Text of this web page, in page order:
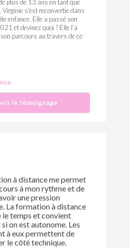
plus de 13 ans en tant que
s’est reconvertie dans
enfance. Elle a passé son
et devinez quoi ? Elle l’a
parcours au travers de ce
le témoignage
à distance me permet
à mon rythme et de
une pression
La formation à distance
le temps et convient
on est autonome. Les
à eux permettent de
le côté technique.